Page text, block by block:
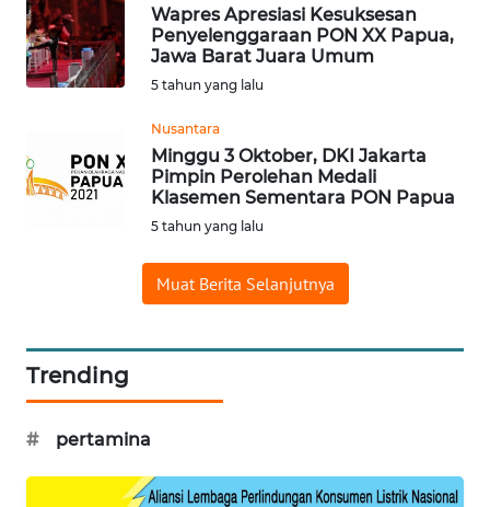
Wapres Apresiasi Kesuksesan
Penyelenggaraan PON XX Papua,
Jawa Barat Juara Umum
5 tahun yang lalu
Nusantara
Minggu 3 Oktober, DKI Jakarta
Pimpin Perolehan Medali
Klasemen Sementara PON Papua
5 tahun yang lalu
Muat Berita Selanjutnya
Trending
# pertamina
WN
LIKUPANG
WN
WN
BORNEO
WAHANA
NEWS
TANI